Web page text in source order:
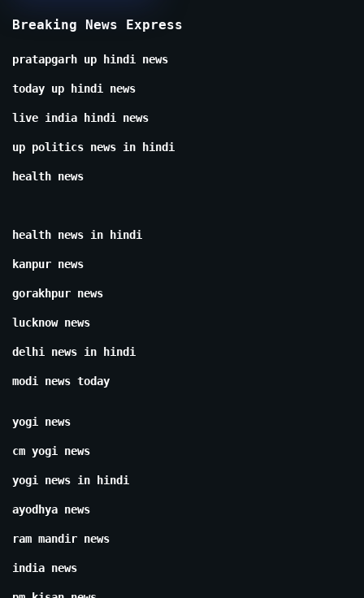
Breaking News Express
pratapgarh up hindi news
today up hindi news
live india hindi news
up politics news in hindi
health news
health news in hindi
kanpur news
gorakhpur news
lucknow news
delhi news in hindi
modi news today
yogi news
cm yogi news
yogi news in hindi
ayodhya news
ram mandir news
india news